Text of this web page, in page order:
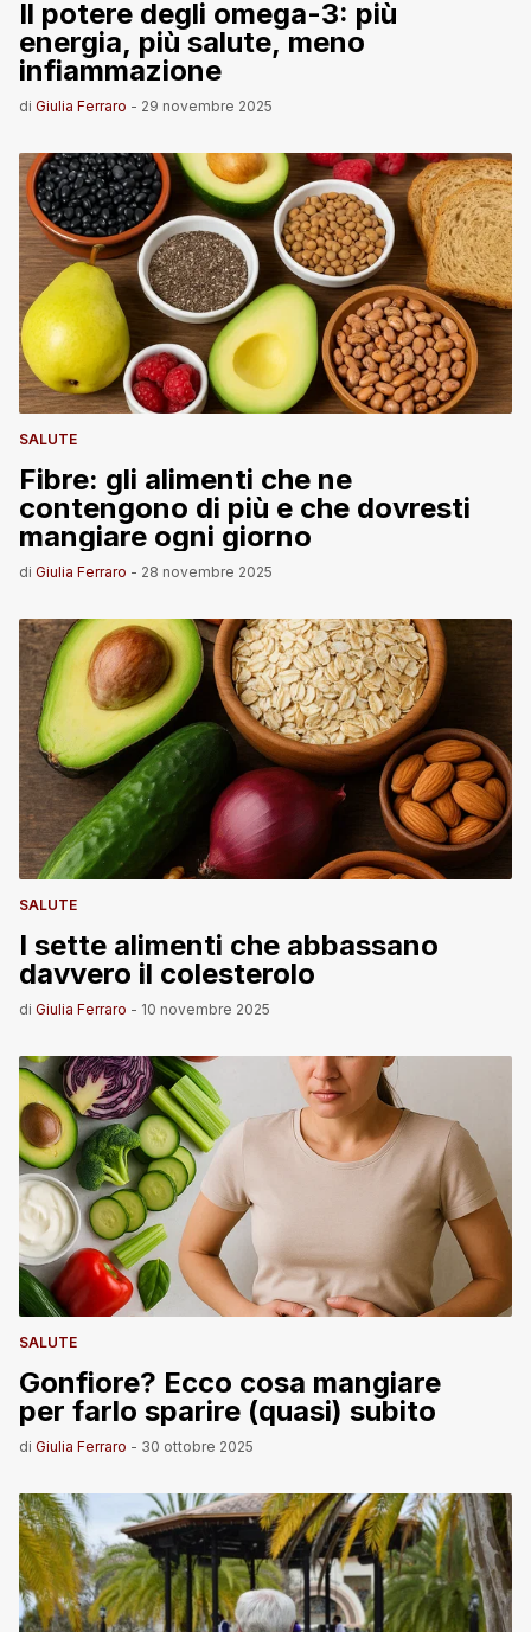
Il potere degli omega-3: più
energia, più salute, meno
infiammazione
di Giulia Ferraro - 29 novembre 2025
SALUTE
Fibre: gli alimenti che ne
contengono di più e che dovresti
mangiare ogni giorno
di Giulia Ferraro - 28 novembre 2025
SALUTE
I sette alimenti che abbassano
davvero il colesterolo
di Giulia Ferraro - 10 novembre 2025
SALUTE
Gonfiore? Ecco cosa mangiare
per farlo sparire (quasi) subito
di Giulia Ferraro - 30 ottobre 2025